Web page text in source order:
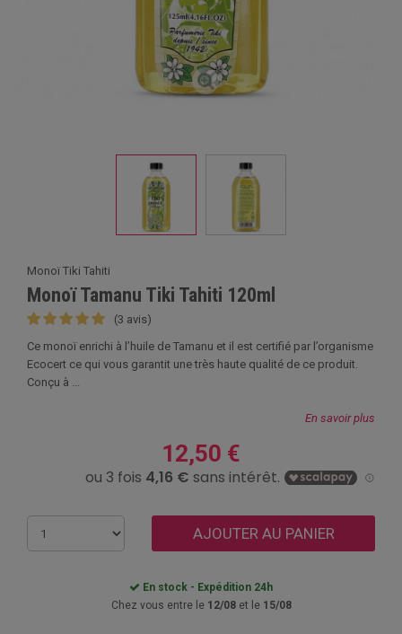
Monoï Tiki Tahiti
Monoï Tamanu Tiki Tahiti 120ml
(3 avis)
Ce monoï enrichi à l’huile de Tamanu et il est certifié par l’organisme
Ecocert ce qui vous garantit une très haute qualité de ce produit.
Conçu à ...
En savoir plus
12,50 €
AJOUTER AU PANIER
En stock - Expédition 24h
Chez vous entre le 12/08et le 15/08